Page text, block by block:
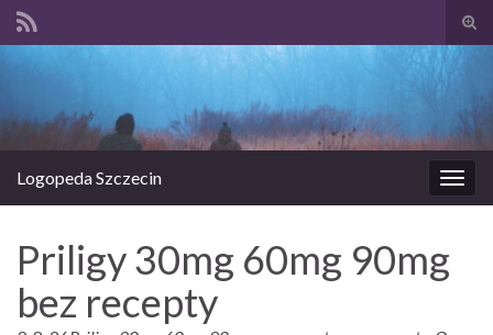
Logopeda Szczecin
Priligy 30mg 60mg 90mg
bez recepty